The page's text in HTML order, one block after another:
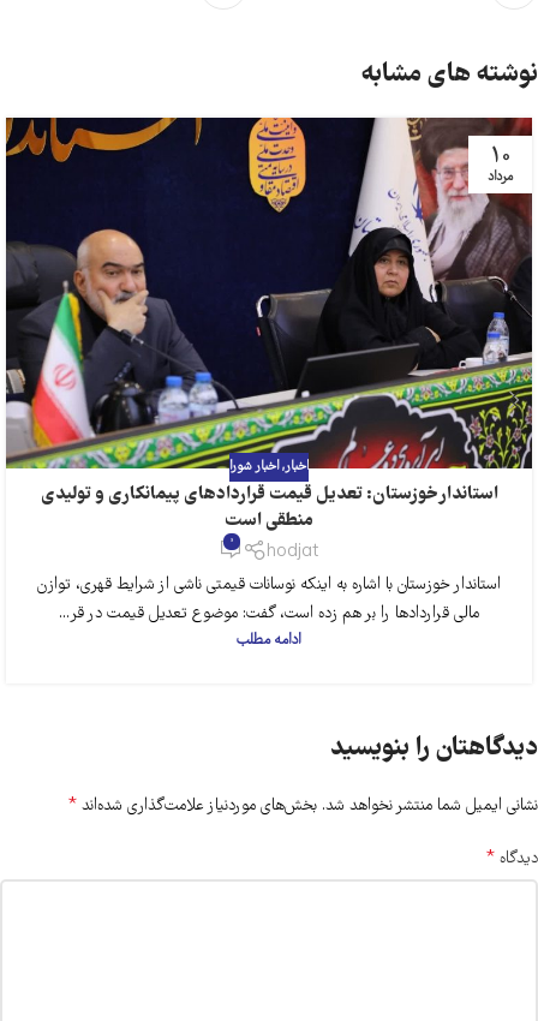
نوشته های مشابه
10
مرداد
اخبار,اخبار شورا
استاندار خوزستان: تعدیل قیمت قراردادهای پیمانکاری و تولیدی
منطقی است
hodjat
0
استاندار خوزستان با اشاره به اینکه نوسانات قیمتی ناشی از شرایط قهری، توازن
مالی قراردادها را بر هم زده است، گفت: موضوع تعدیل قیمت در قر...
ادامه مطلب
دیدگاهتان را بنویسید
نشانی ایمیل شما منتشر نخواهد شد. بخش‌های موردنیاز علامت‌گذاری شده‌اند *
دیدگاه *